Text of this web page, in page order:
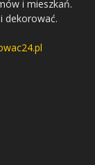
i mieszkań.
dekorować.